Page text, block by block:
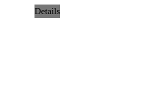
Details